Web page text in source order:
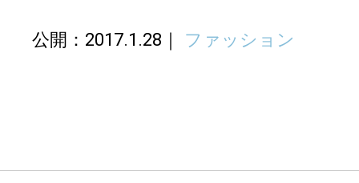
公開：2017.1.28 ファッション